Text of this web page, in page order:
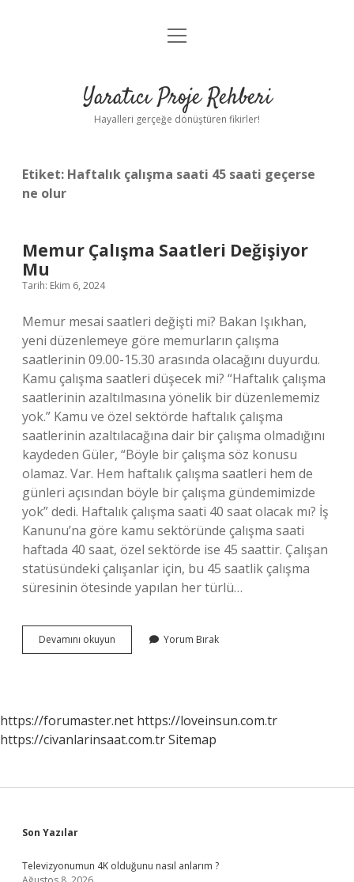
Anasayfa
Yasal Uyarı
menüyü
Yaratıcı Proje Rehberi
Hayalleri gerçeğe dönüştüren fikirler!
Etiket: Haftalık çalışma saati 45 saati geçerse
ne olur
Memur Çalışma Saatleri Değişiyor
Mu
Tarih: Ekim 6, 2024
Memur mesai saatleri değişti mi? Bakan Işıkhan,
yeni düzenlemeye göre memurların çalışma
saatlerinin 09.00-15.30 arasında olacağını duyurdu.
Kamu çalışma saatleri düşecek mi? “Haftalık çalışma
saatlerinin azaltılmasına yönelik bir düzenlememiz
yok.” Kamu ve özel sektörde haftalık çalışma
saatlerinin azaltılacağına dair bir çalışma olmadığını
kaydeden Güler, “Böyle bir çalışma söz konusu
olamaz. Var. Hem haftalık çalışma saatleri hem de
günleri açısından böyle bir çalışma gündemimizde
yok” dedi. Haftalık çalışma saati 40 saat olacak mı? İş
Kanunu’na göre kamu sektöründe çalışma saati
haftada 40 saat, özel sektörde ise 45 saattir. Çalışan
statüsündeki çalışanlar için, bu 45 saatlik çalışma
süresinin ötesinde yapılan her türlü…
Devamını okuyun
Çalışma
Yorum Bırak
https://forumaster.net https://loveinsun.com.tr
https://civanlarinsaat.com.trSitemap
Sidebar
Son Yazılar
Televizyonumun 4K olduğunu nasıl anlarım ?